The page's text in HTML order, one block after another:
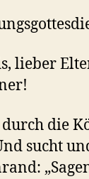
lieber
die
sucht